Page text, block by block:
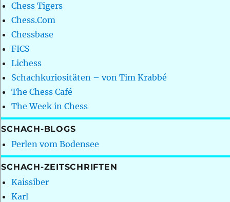
Chess Tigers
Chess.Com
Chessbase
FICS
Lichess
Schachkuriositäten – von Tim Krabbé
The Chess Café
The Week in Chess
SCHACH-BLOGS
Perlen vom Bodensee
SCHACH-ZEITSCHRIFTEN
Kaissiber
Karl